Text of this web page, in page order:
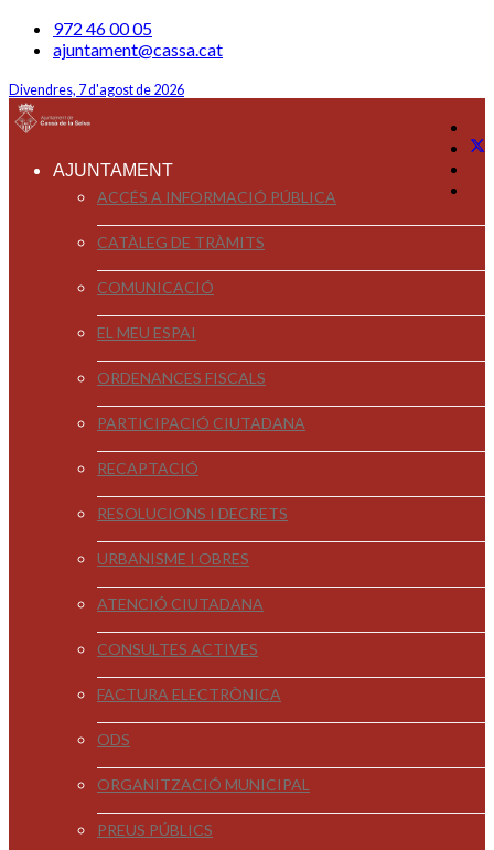
972 46 00 05
ajuntament@cassa.cat
Divendres, 7 d'agost de 2026
AJUNTAMENT
ACCÉS A INFORMACIÓ PÚBLICA
CATÀLEG DE TRÀMITS
COMUNICACIÓ
EL MEU ESPAI
ORDENANCES FISCALS
PARTICIPACIÓ CIUTADANA
RECAPTACIÓ
RESOLUCIONS I DECRETS
URBANISME I OBRES
ATENCIÓ CIUTADANA
CONSULTES ACTIVES
FACTURA ELECTRÒNICA
ODS
ORGANITZACIÓ MUNICIPAL
PREUS PÚBLICS